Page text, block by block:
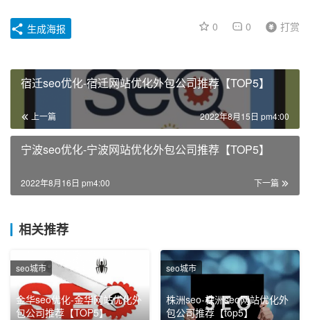
0 0 打赏
生成海报
宿迁seo优化-宿迁网站优化外包公司推荐【TOP5】
上一篇 2022年8月15日 pm4:00
宁波seo优化-宁波网站优化外包公司推荐【TOP5】
下一篇
2022年8月16日 pm4:00
相关推荐
金华seo优化-金华网站优化外
包公司推荐【TOP5】
seo城市
株洲seo-株洲seo网站优化外
包公司推荐【top5】
seo城市